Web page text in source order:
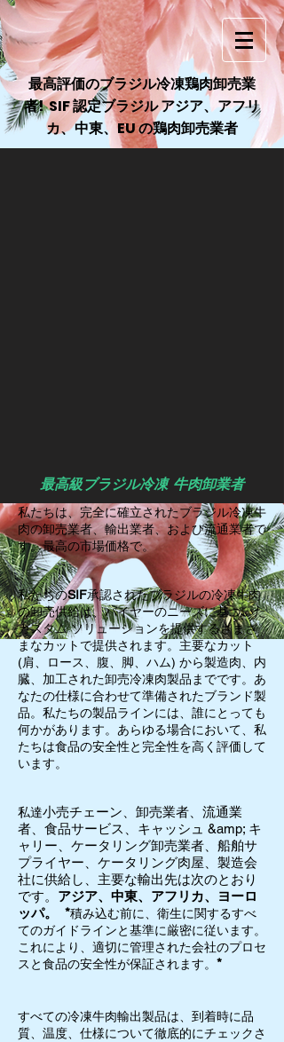
最高評価のブラジル冷凍鶏肉卸売業
者! SIF 認定ブラジル アジア、アフリ
カ、中東、EU の鶏肉卸売業者
最高級ブラジル冷凍 牛肉卸業者
私たちは、完全に確立されたブラジル冷凍牛
肉の卸売業者、輸出業者、および流通業者で
す。最高の市場価格で。
私たちのSIF承認されたブラジルの冷凍牛肉
の卸売供給は、バイヤーのニーズに基づいた
カスタム ソリューションを提供するさまざ
まなカットで提供されます。主要なカット
(肩、ロース、腹、脚、ハム) から製造肉、内
臓、加工された卸売冷凍肉製品までです。あ
なたの仕様に合わせて準備されたブランド製
品。私たちの製品ラインには、誰にとっても
何かがあります。あらゆる場合において、私
たちは食品の安全性と完全性を高く評価して
います。
私達小売チェーン、卸売業者、流通業
者、食品サービス、キャッシュ &amp; キ
ャリー、ケータリング卸売業者、船舶サ
プライヤー、ケータリング肉屋、製造会
社に供給し、主要な輸出先は次のとおり
です。 アジア、中東、アフリカ、ヨーロ
ッパ。 *積み込む前に、衛生に関するすべ
てのガイドラインと基準に厳密に従います。
これにより、適切に管理された会社のプロセ
スと食品の安全性が保証されます。 *
すべての冷凍牛肉輸出製品は、到着時に品
質、温度、仕様について徹底的にチェックさ